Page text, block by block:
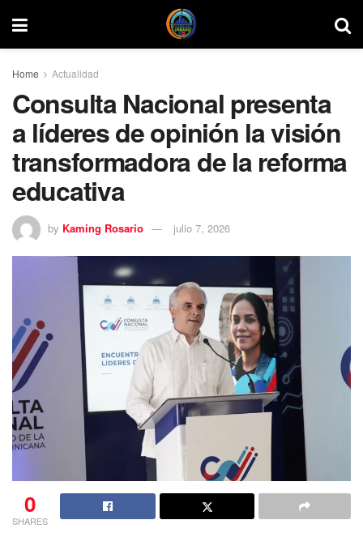
Home Actualidad
Consulta Nacional presenta
a líderes de opinión la visión
transformadora de la reforma
educativa
by Kaming Rosario julio 7, 2026
0
SHARES